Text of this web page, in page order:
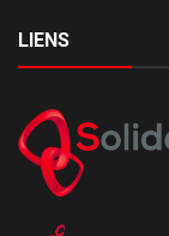
LIENS